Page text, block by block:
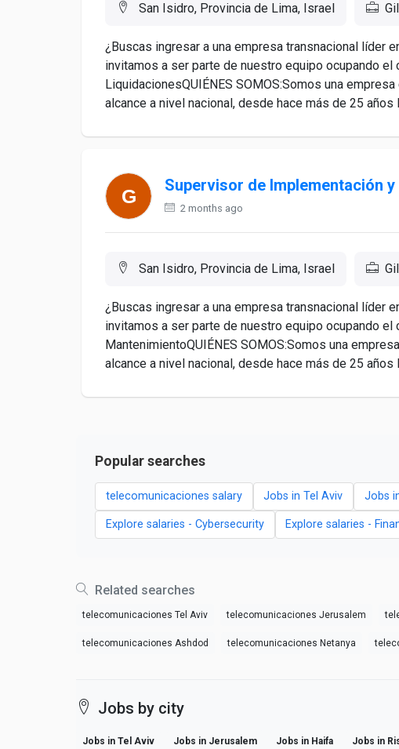
San Isidro, Provincia de Lima, Israel
¿Buscas ingresar a una empresa transnacional líder
invitamos a ser parte de nuestro equipo ocupando
Liquidaciones QUIÉNES SOMOS:Somos una
alcance a nivel nacional, desde hace más de 25
Supervisor de Implementación
2 months ago
San Isidro, Provincia de Lima, Israel
¿Buscas ingresar a una empresa transnacional líder
invitamos a ser parte de nuestro equipo ocupando
MantenimientoQUIÉNES SOMOS:Somos una
alcance a nivel nacional, desde hace más de 25
Popular searches
telecomunicaciones salary Jobs in Tel Aviv Jobs
Explore salaries - Cybersecurity Explore salaries -
Related searches
telecomunicaciones Tel Aviv telecomunicaciones Jerusalem
telecomunicaciones Ashdod telecomunicaciones Netanya
Jobs by city
Jobs in Tel Aviv Jobs in Jerusalem Jobs in Haifa Jobs in